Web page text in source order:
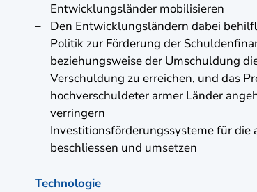
Entwicklungsländer mobilisieren
Den Entwicklungsländern dabei
Politik zur Förderung der
beziehungsweise der Umschuldung
Verschuldung zu erreichen, und das
hochverschuldeter armer Länder
verringern
Investitionsförderungssysteme für
beschliessen und umsetzen
Technologie